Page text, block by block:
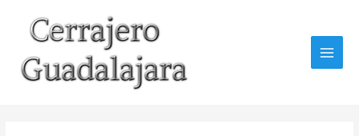
contenido